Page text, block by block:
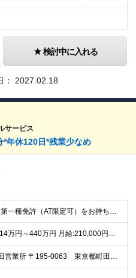
検討中に入れる
： 2027.02.18
サービス
*年休120日*残業少なめ
◆普通自動車第一種免許（AT限定可）をお持ちの方 ※取得見込みの方もOK！ ◆事務未経験OK ◆学歴不問
◎想定年収:314万円～440万円 月給:210,000円～274,000円 ※残業代は全額別途支給します ※試用期間3ヶ月間の給与・待遇・休日休暇等の差異はありません
◆東京都 ‐町田営業所 〒195-0063 東京都町田市野津田町1060 ‐国立営業所 〒186-0012 東京都国立市泉3丁目26番地17号 ‐東大和営業所 〒207-0013 東京都東大和市向原4